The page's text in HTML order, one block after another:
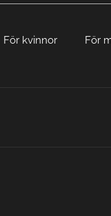
För kvinnor För